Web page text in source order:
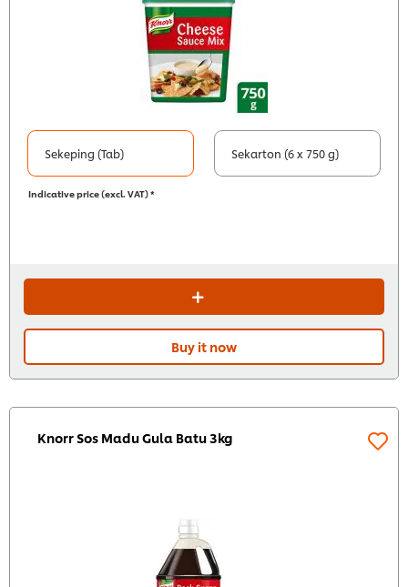
Sekeping (Tab) Sekarton (6 x 750 g)
Indicative price (excl. VAT) *
Buy it now
Knorr Sos Madu Gula Batu 3kg